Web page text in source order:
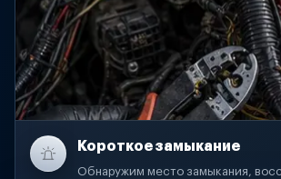
Короткое замыкание
Обнаружим место замыкания,